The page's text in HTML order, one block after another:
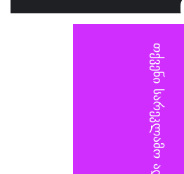
ვლადიმერ სელივერსტოვს,
კიევზე იერიშს
დეპარტამენტის უფროსს,